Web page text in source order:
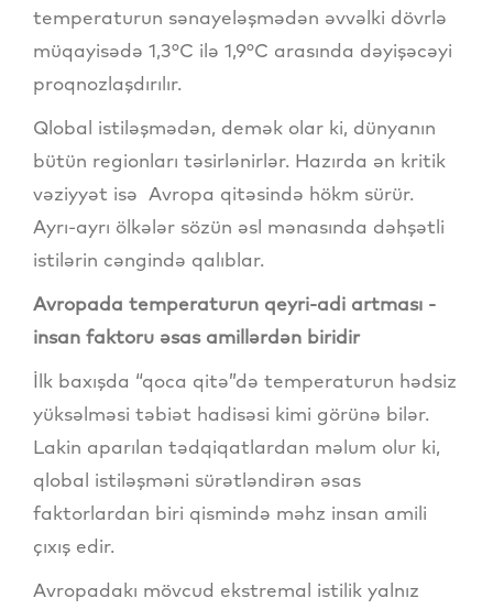
temperaturun sənayeləşmədən əvvəlki dövrlə
müqayisədə 1,3°C ilə 1,9°C arasında dəyişəcəyi
proqnozlaşdırılır.
Qlobal istiləşmədən, demək olar ki, dünyanın
bütün regionları təsirlənirlər. Hazırda ən kritik
vəziyyət isə Avropa qitəsində hökm sürür.
Ayrı-ayrı ölkələr sözün əsl mənasında dəhşətli
istilərin cəngində qalıblar.
Avropada temperaturun qeyri-adi artması -
insan faktoru əsas amillərdən biridir
İlk baxışda “qoca qitə”də temperaturun hədsiz
yüksəlməsi təbiət hadisəsi kimi görünə bilər.
Lakin aparılan tədqiqatlardan məlum olur ki,
qlobal istiləşməni sürətləndirən əsas
faktorlardan biri qismində məhz insan amili
çıxış edir.
Avropadakı mövcud ekstremal istilik yalnız